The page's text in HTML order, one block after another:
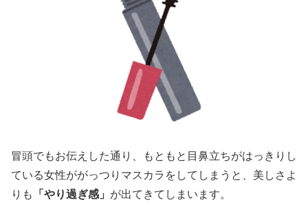
冒頭でもお伝えした通り、もともと目鼻立ちがはっきりし
ている女性ががっつりマスカラをしてしまうと、美しさよ
りも
「やり過ぎ感」 が出てきてしまいます。